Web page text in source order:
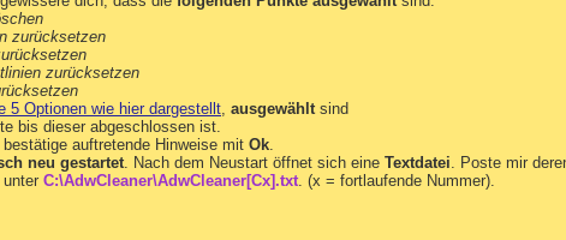
zurücksetzen
zurücksetzen
5 Optionen wie hier dargestellt, ausgewähltsind
bis dieser abgeschlossen ist.
bestätige auftretende Hinweise mit Ok.
neu gestartet. Nach dem Neustart öffnet sich eine Textdatei. Poste mir
C:\AdwCleaner\AdwCleaner[Cx].txt. (x = fortlaufende Nummer).